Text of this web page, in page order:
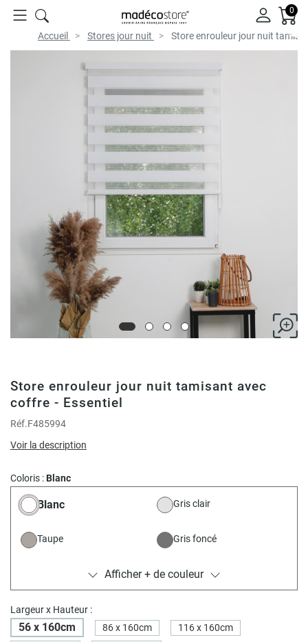
0
Accueil Stores jour nuit Store enrouleur jour nuit
Store enrouleur jour nuit tamisant avec
coffre - Essentiel
Réf.F485994
Voir la description
Coloris :Blanc
Blanc Gris clair
Taupe Gris foncé
Afficher + de couleur
Largeur x Hauteur :
56 x 160cm 86 x 160cm
116 x 160cm